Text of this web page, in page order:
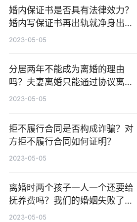
婚内保证书是否具有法律效力？
婚内写保证书再出轨就净身出户
有效吗？
2023-05-05
分居两年不能成为离婚的理由
吗？夫妻离婚只能通过协议离婚
和诉讼离婚进行吗？
2023-05-05
拒不履行合同是否构成诈骗？对
方拒不履行合同如何证明？
2023-05-05
离婚时两个孩子一人一个还要给
抚养费吗？我们的婚姻失败了孩
子的抚养权怎么判？
2023-05-05